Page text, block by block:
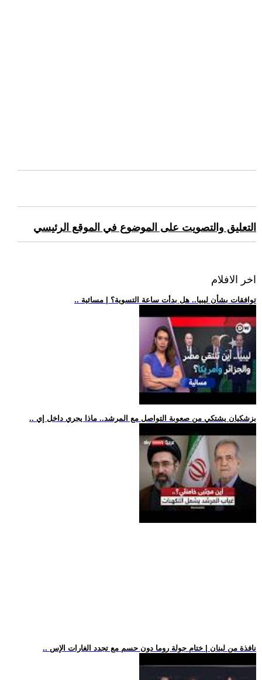
التعليق والتصويت على الموضوع في الموقع الرئيسي
اخر الافلام
.. توافقات بشأن ليبيا.. هل بدأت ساعة التسوية؟ | مسائية
.. بزشكيان يشتكي من صعوبة التواصل مع المرشد.. ماذا يجري داخل إي
.. نافذة من لبنان | ختام جولة روما دون حسم مع تجدد الغارات الإس